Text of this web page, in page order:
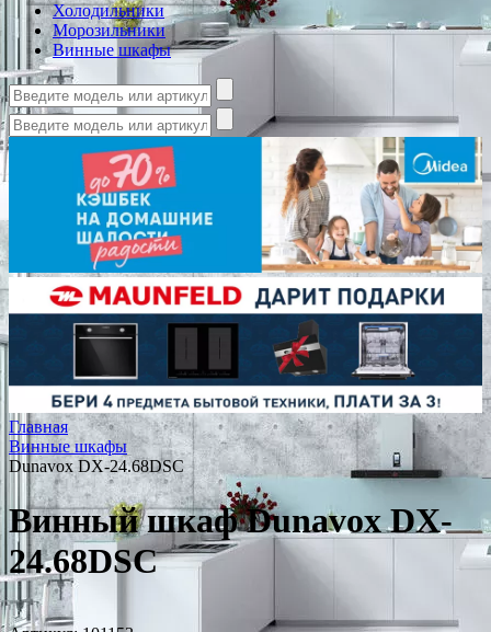
Холодильники
Морозильники
Винные шкафы
Главная
Винные шкафы
Dunavox DX-24.68DSC
Винный шкаф Dunavox DX-
24.68DSC